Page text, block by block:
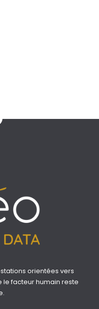
orientées vers
le facteur humain reste